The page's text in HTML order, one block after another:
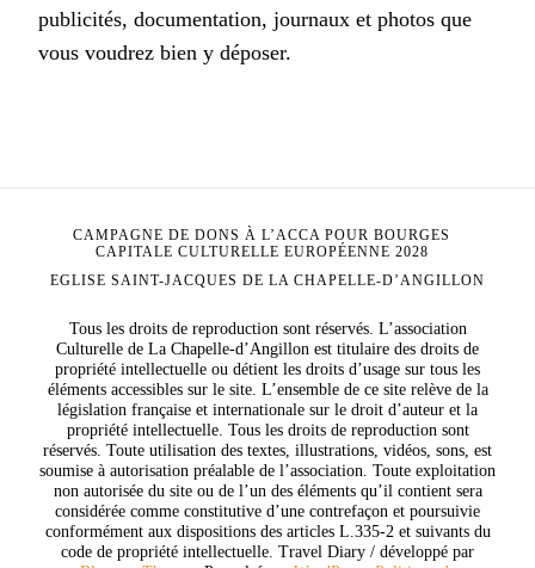
publicités, documentation, journaux et photos que
vous voudrez bien y déposer.
Tous les droits de reproduction sont réservés. L’association
Culturelle de La Chapelle-d’Angillon est titulaire des droits de
propriété intellectuelle ou détient les droits d’usage sur tous les
éléments accessibles sur le site. L’ensemble de ce site relève de la
législation française et internationale sur le droit d’auteur et la
propriété intellectuelle. Tous les droits de reproduction sont
réservés. Toute utilisation des textes, illustrations, vidéos, sons, est
soumise à autorisation préalable de l’association. Toute exploitation
non autorisée du site ou de l’un des éléments qu’il contient sera
considérée comme constitutive d’une contrefaçon et poursuivie
conformément aux dispositions des articles L.335-2 et suivants du
code de propriété intellectuelle. Travel Diary / développé par
CAMPAGNE DE DONS À L’ACCA POUR BOURGES
CAPITALE CULTURELLE EUROPÉENNE 2028
EGLISE SAINT-JACQUES DE LA CHAPELLE-D’ANGILLON